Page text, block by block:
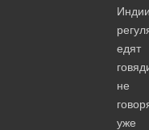
едят
не
уже